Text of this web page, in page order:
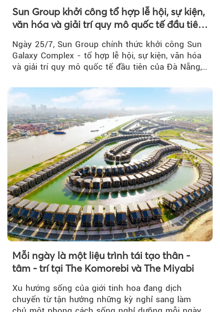
Sun Group khởi công tổ hợp lễ hội, sự kiện,
văn hóa và giải trí quy mô quốc tế đầu tiên
Ngày 25/7, Sun Group chính thức khởi công Sun
Galaxy Complex - tổ hợp lễ hội, sự kiện, văn hóa
và giải trí quy mô quốc tế đầu tiên của Đà Nẵng,…
Mỗi ngày là một liệu trình tái tạo thân -
tâm - trí tại The Komorebi và The Miyabi
Xu hướng sống của giới tinh hoa đang dịch
chuyển từ tận hưởng những kỳ nghỉ sang làm